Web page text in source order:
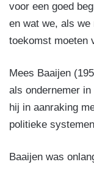
voor een goed
en wat we, als
toekomst moeten
Mees Baaijen
als ondernemer
hij in aanraking
politieke
Baaijen was